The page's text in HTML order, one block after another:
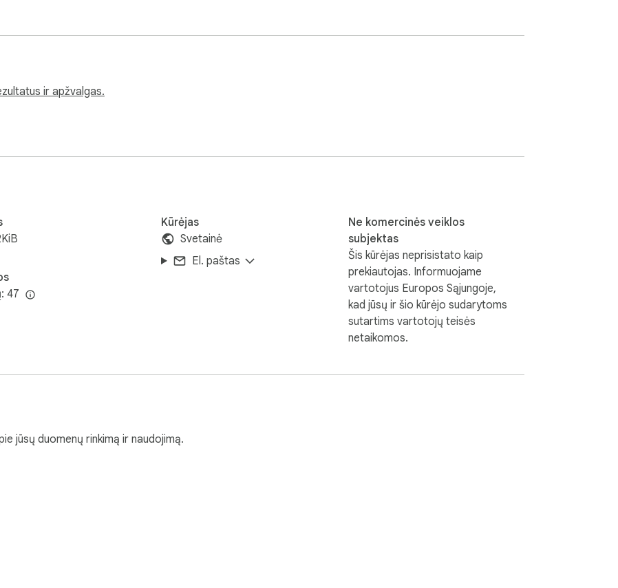
ir apžvalgas.
47
Kūrėjas
Svetainė
El. paštas
Ne komercinės veiklos
subjektas
Šis kūrėjas neprisistato kaip
prekiautojas. Informuojame
vartotojus Europos Sąjungoje,
kad jūsų ir šio kūrėjo sudarytoms
sutartims vartotojų teisės
netaikomos.
jūsų duomenų rinkimą ir naudojimą.